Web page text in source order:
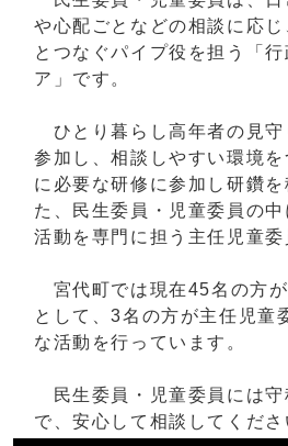
や心配ごとなどの相談に応
とつなぐパイプ役を担う「
ア」です。
ひとり暮らし高年者の見守
参加し、相談しやすい環境
に必要な研修に参加し研鑽を
た、民生委員・児童委員の
活動を専門に担う主任児童委
宮代町では現在45名の方
として、3名の方が主任児童
な活動を行っています。
民生委員・児童委員には守
で、安心して相談してくださ